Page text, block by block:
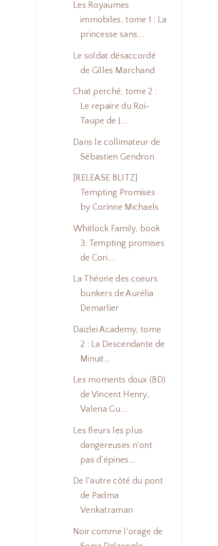
Les Royaumes
immobiles, tome 1 : La
princesse sans...
Le soldat désaccordé
de Gilles Marchand
Chat perché, tome 2 :
Le repaire du Roi-
Taupe de J...
Dans le collimateur de
Sébastien Gendron
[RELEASE BLITZ]
Tempting Promises
by Corinne Michaels
Whitlock Family, book
3: Tempting promises
de Cori...
La Théorie des coeurs
bunkers de Aurélia
Demarlier
Daizlei Academy, tome
2 : La Descendante de
Minuit...
Les moments doux (BD)
de Vincent Henry,
Valeria Gu...
Les fleurs les plus
dangereuses n'ont
pas d'épines...
De l'autre côté du pont
de Padma
Venkatraman
Noir comme l'orage de